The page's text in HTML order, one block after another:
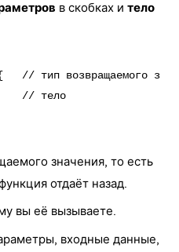
в скобках и тело
возвращаемого
// тело
значения, то есть
отдаёт назад.
вы её вызываете.
входные данные,